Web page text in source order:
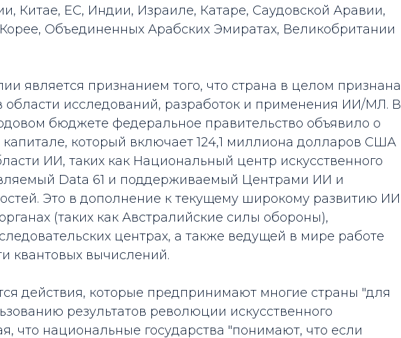
Китае, ЕС, Индии, Израиле, Катаре, Саудовской Аравии,
Объединенных Арабских Эмиратах, Великобритании
является признанием того, что страна в целом признана
области исследований, разработок и применения ИИ/МЛ. В
бюджете федеральное правительство объявило о
который включает 124,1 миллиона долларов США
ИИ, таких как Национальный центр искусственного
Data 61 и поддерживаемый Центрами ИИ и
Это в дополнение к текущему широкому развитию ИИ
(таких как Австралийские силы обороны),
центрах, а также ведущей в мире работе
квантовых вычислений.
действия, которые предпринимают многие страны "для
результатов революции искусственного
что национальные государства "понимают, что если